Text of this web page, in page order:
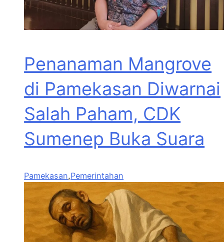
Penanaman Mangrove
di Pamekasan Diwarnai
Salah Paham, CDK
Sumenep Buka Suara
Pamekasan,Pemerintahan